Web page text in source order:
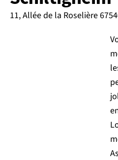
11, Allée de la Roselière